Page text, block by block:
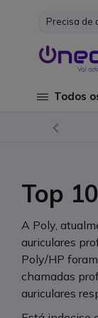
Ir para o
Precisa de
Todos
Top
A Poly,
auriculares
Poly/HP
chamadas
auriculares